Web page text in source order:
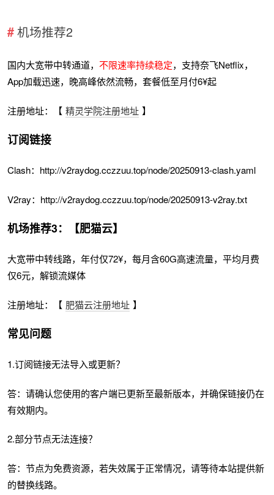
机场推荐2
国内大宽带中转通道，不限速率持续稳定，支持奈飞Netflix，
App加载迅速，晚高峰依然流畅，套餐低至月付6¥起
注册地址：【 精灵学院注册地址 】
订阅链接
Clash：http://v2raydog.cczzuu.top/node/20250913-clash.yaml
V2ray：http://v2raydog.cczzuu.top/node/20250913-v2ray.txt
机场推荐3：【肥猫云】
大宽带中转线路，年付仅72¥，每月含60G高速流量，平均月费
仅6元，解锁流媒体
注册地址：【 肥猫云注册地址 】
常见问题
1.订阅链接无法导入或更新？
答：请确认您使用的客户端已更新至最新版本，并确保链接仍在
有效期内。
2.部分节点无法连接？
答：节点为免费资源，若失效属于正常情况，请等待本站提供新
的替换线路。